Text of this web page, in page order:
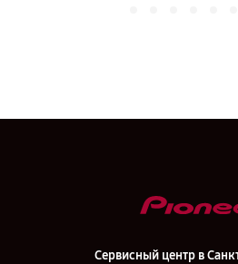
Сервисный центр в